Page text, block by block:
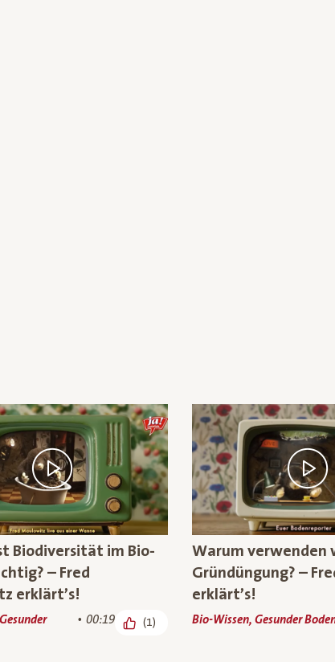
Biodiversität im Bio-
– Fred
erklärt’s!
00:19 (1)
Warum verwenden
Gründüngung? –
erklärt’s!
Bio-Wissen, Gesunder